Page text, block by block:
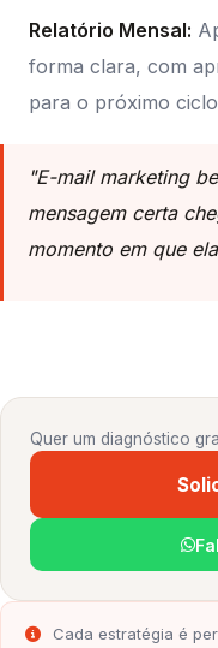
Relatório Mensal:
forma clara, com
para o próximo
"E-mail marketing
mensagem certa
momento em que
Quer um diagnóstico
Cada estratégia é